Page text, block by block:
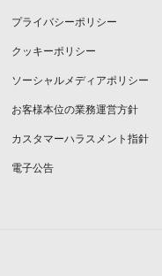
プライバシーポリシー
クッキーポリシー
ソーシャルメディアポリシー
お客様本位の業務運営方針
カスタマーハラスメント指針
電子公告